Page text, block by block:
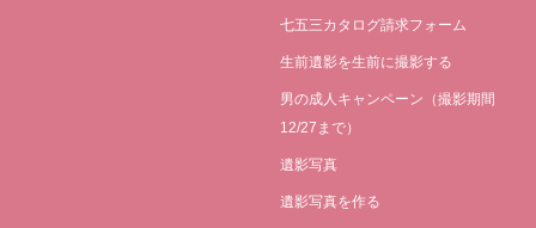
七五三カタログ請求フォーム
生前遺影を生前に撮影する
男の成人キャンペーン（撮影期間
12/27まで）
遺影写真
遺影写真を作る